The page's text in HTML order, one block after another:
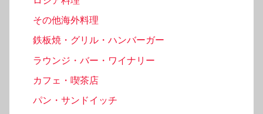
その他海外料理
鉄板焼・グリル・ハンバーガー
ラウンジ・バー・ワイナリー
カフェ・喫茶店
パン・サンドイッチ